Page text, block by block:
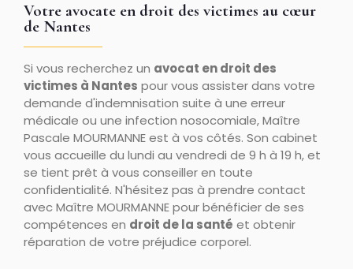
Votre avocate en droit des victimes au cœur
de Nantes
Si vous recherchez un avocat en droit des
victimes à Nantes pour vous assister dans votre
demande d'indemnisation suite à une erreur
médicale ou une infection nosocomiale, Maître
Pascale MOURMANNE est à vos côtés. Son cabinet
vous accueille du lundi au vendredi de 9 h à 19 h, et
se tient prêt à vous conseiller en toute
confidentialité. N'hésitez pas à prendre contact
avec Maître MOURMANNE pour bénéficier de ses
compétences en droit de la santé et obtenir
réparation de votre préjudice corporel.